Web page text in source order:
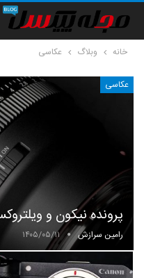
خانه وبلاگ عکاسی
عکاسی
پرونده نیکون و
رامین سرازش ۱۴۰۵/۰۵/۱۱